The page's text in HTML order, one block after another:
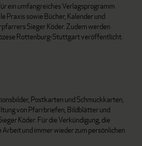
ein umfangreiches Verlagsprogramm
Praxis sowie Bücher, Kalender und
Sieger Köder. Zudem werden
Rottenburg-Stuttgart veröffentlicht.
Postkarten und Schmuckkarten,
von Pfarrbriefen, Bildblätter und
Köder. Für die Verkündigung, die
und immer wieder zum persönlichen